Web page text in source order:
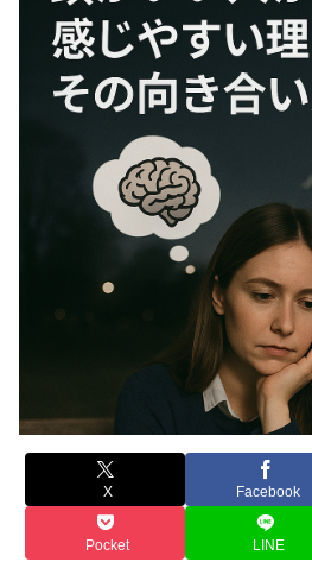
X Facebook
Pocket LINE